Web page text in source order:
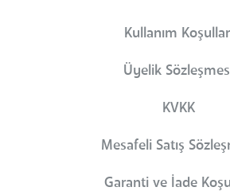
Kullanım
Üyelik
KVKK
Mesafeli Satış
Garanti ve İade